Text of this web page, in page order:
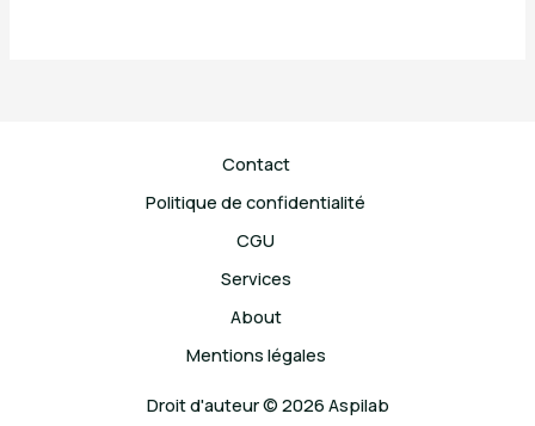
Contact
Politique de confidentialité
CGU
Services
About
Mentions légales
Droit d'auteur © 2026 Aspilab